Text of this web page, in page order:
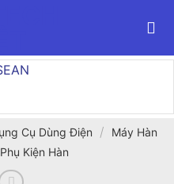
Cụ Dùng Điện /
Máy Hàn
Kiện Hàn